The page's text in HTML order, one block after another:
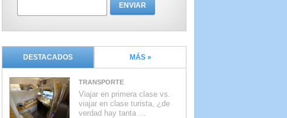
DESTACADOS MÁS »
TRANSPORTE
Viajar en primera clase vs.
viajar en clase turista, ¿de
verdad hay tanta …